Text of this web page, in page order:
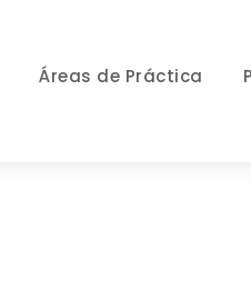
Áreas de Práctica